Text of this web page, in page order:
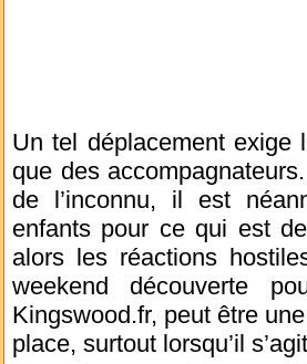
Un tel déplacement exige
que des
de l’inconnu, il est
enfants pour ce qui est
alors les réactions
weekend découverte
Kingswood.fr, peut être
place, surtout lorsqu’il